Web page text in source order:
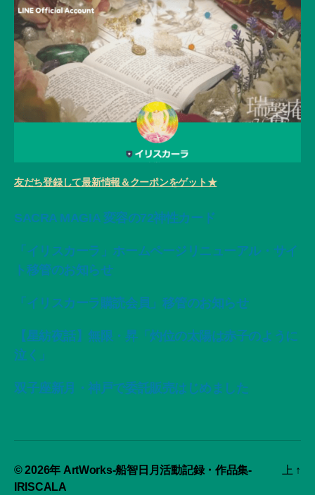
友だち登録して最新情報＆クーポンをゲット★
SACRA MAGIA 変容の72神性カード
「イリスカーラ」ホームページリニューアル・サイ
ト移管のお知らせ
「イリスカーラ購読会員」移管のお知らせ
【星紡夜話】無限・昇「灼位の太陽は赤子のように
泣く」
双子座新月・神戸で委託販売はじめました
© 2026年 ArtWorks-船智日月活動記録・作品集-
IRISCALA
上 ↑